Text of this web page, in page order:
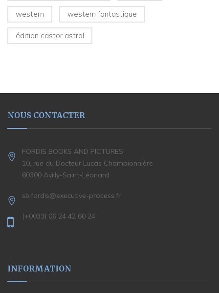
western western fantastique
édition castor astral
NOUS CONTACTER
FORDIS BOOKS AND PICTURES
10, rue du Docteur Lucas Championnière
60300 Avilly-Saint-Léonard
sb.fordis@executive-process.fr
(+0033) 06 24 42 60 24
INFORMATION